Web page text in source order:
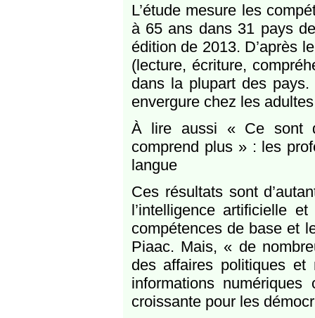
L’étude mesure les
à 65 ans dans 31 pays
édition de 2013. D’après
(lecture, écriture,
dans la plupart des
envergure chez les
À lire aussi « Ce sont
comprend plus » : les
langue
Ces résultats sont
l’intelligence artificielle
compétences de base et
Piaac. Mais, « de
des affaires politiques et
informations
croissante pour les